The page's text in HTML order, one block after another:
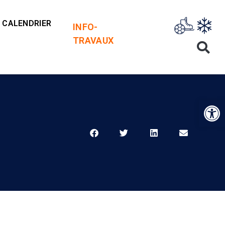
CALENDRIER
INFO-
TRAVAUX